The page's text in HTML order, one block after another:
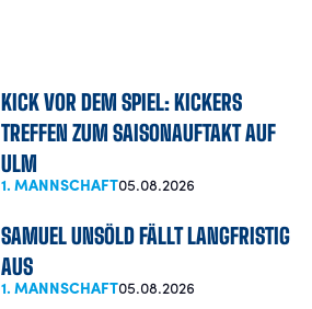
KICK VOR DEM SPIEL: KICKERS
TREFFEN ZUM SAISONAUFTAKT AUF
ULM
1. MANNSCHAFT05.08.2026
SAMUEL UNSÖLD FÄLLT LANGFRISTIG
AUS
1. MANNSCHAFT05.08.2026